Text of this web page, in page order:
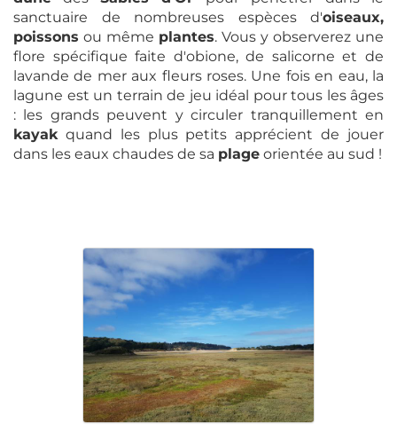
sanctuaire de nombreuses espèces d'oiseaux,
poissons ou même plantes. Vous y observerez une
flore spécifique faite d'obione, de salicorne et de
lavande de mer aux fleurs roses. Une fois en eau, la
lagune est un terrain de jeu idéal pour tous les âges
: les grands peuvent y circuler tranquillement en
kayakquand les plus petits apprécient de jouer
dans les eaux chaudes de sa plage orientée au sud !